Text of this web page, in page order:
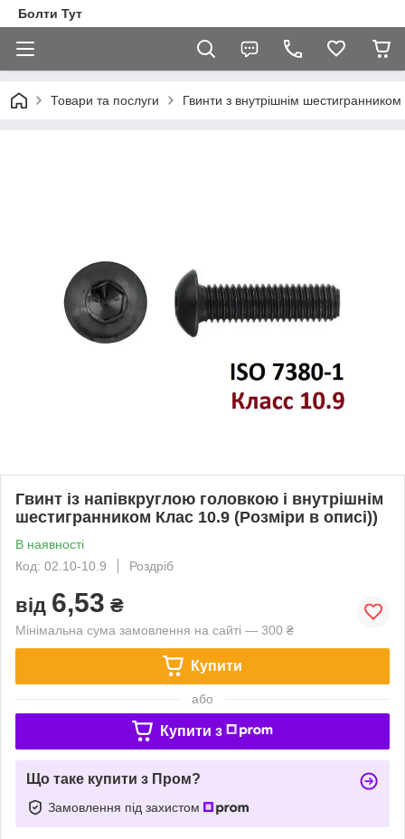
Болти Тут
Товари та послуги Гвинти з внутрішнім шестигранником
Гвинт із напівкруглою головкою і внутрішнім
шестигранником Клас 10.9 (Розміри в описі))
В наявності
Код: 02.10-10.9
Роздріб
від 6,53 ₴
Мінімальна сума замовлення на сайті — 300 ₴
Купити
або
Купити з
Що таке купити з Пром?
Замовлення під захистом